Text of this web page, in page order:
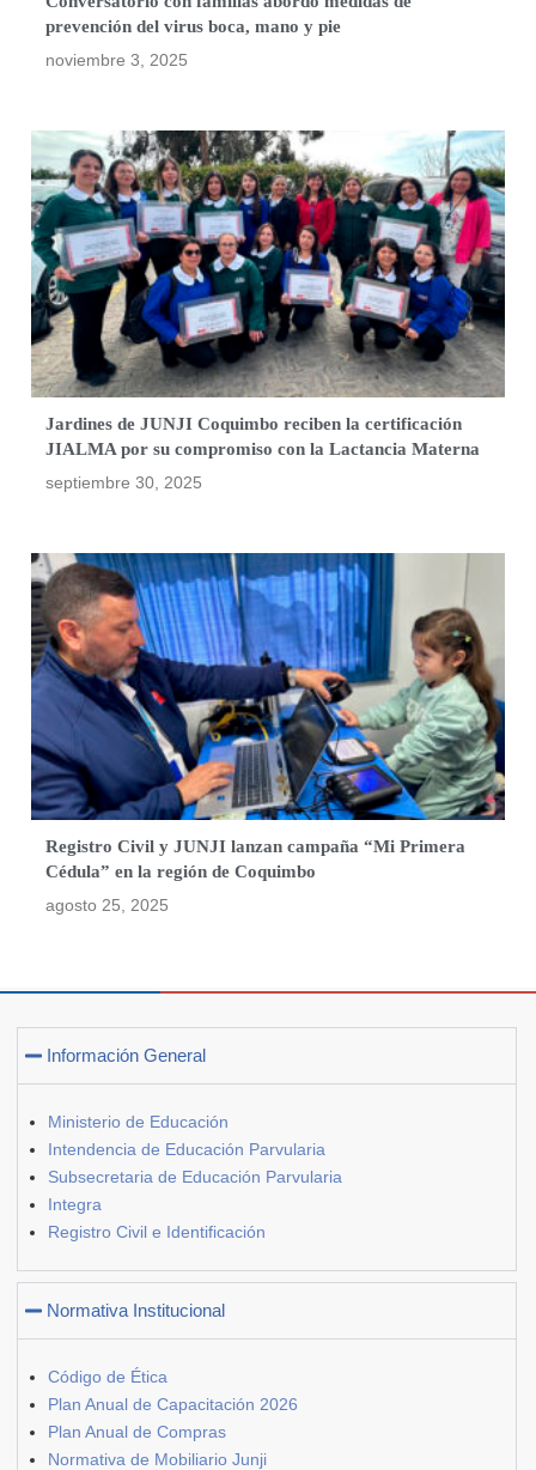
prevención del virus boca, mano y pie
noviembre 3, 2025
Jardines de JUNJI Coquimbo reciben la certificación
JIALMA por su compromiso con la Lactancia Materna
septiembre 30, 2025
Registro Civil y JUNJI lanzan campaña “Mi Primera
Cédula” en la región de Coquimbo
agosto 25, 2025
Información General
Ministerio de Educación
Intendencia de Educación Parvularia
Subsecretaria de Educación Parvularia
Integra
Registro Civil e Identificación
Normativa Institucional
Código de Ética
Plan Anual de Capacitación 2026
Plan Anual de Compras
Normativa de Mobiliario Junji